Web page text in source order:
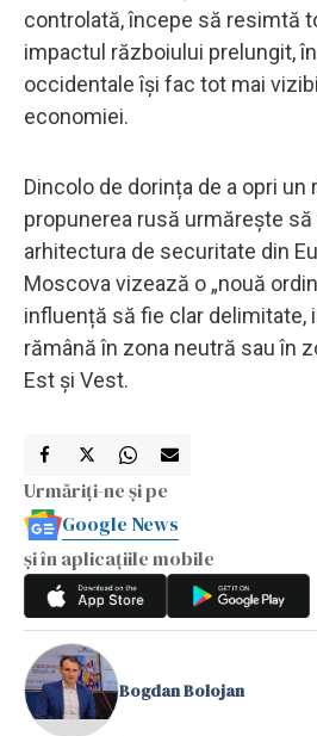
controlată, începe să resimtă
impactul războiului prelungit,
occidentale își fac tot mai
economiei.
Dincolo de dorința de a opri un
propunerea rusă urmărește
arhitectura de securitate din
Moscova vizează o „nouă
influență să fie clar delimitate,
rămână în zona neutră sau în
Est și Vest.
Urmăriți-ne și pe
Google News
și în aplicațiile mobile
Bogdan Bolojan